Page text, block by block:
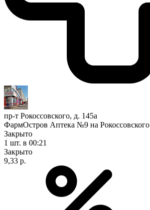
пр-т Рокоссовского, д. 145а
ФармОстров Аптека №9 на Рокоссовского
Закрыто
1 шт. в 00:21
Закрыто
9,33 р.